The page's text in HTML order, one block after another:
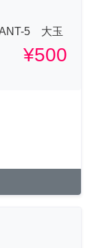
5 大玉
¥500